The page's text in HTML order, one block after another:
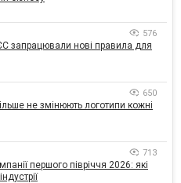
576
запрацювали нові правила для
650
не змінюють логотипи кожні
713
першого півріччя 2026: які